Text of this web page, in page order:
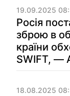
19.09.2025
Росія
зброю в
країни
SWIFT, —
18.08.2025